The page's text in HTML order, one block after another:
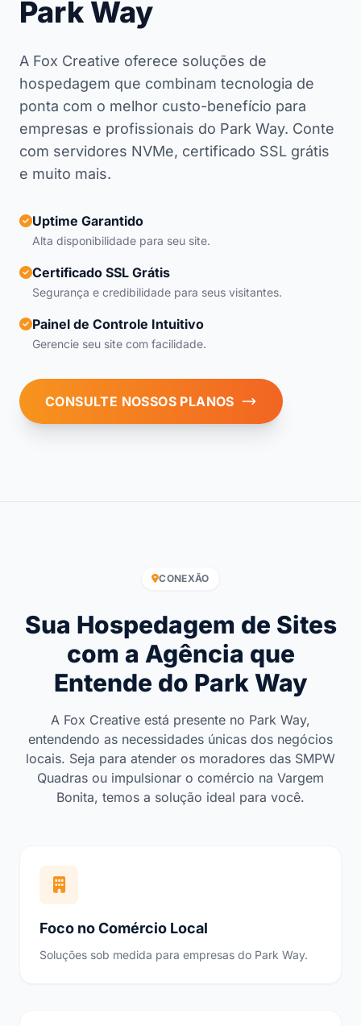
Park Way
A Fox Creative oferece soluções de
hospedagem que combinam tecnologia de
ponta com o melhor custo-benefício para
empresas e profissionais do Park Way. Conte
com servidores NVMe, certificado SSL grátis
e muito mais.
Uptime Garantido
Alta disponibilidade para seu site.
Certificado SSL Grátis
Segurança e credibilidade para seus visitantes.
Painel de Controle Intuitivo
Gerencie seu site com facilidade.
CONSULTE NOSSOS PLANOS
CONEXÃO
Sua Hospedagem de Sites
com a Agência que
Entende do Park Way
A Fox Creative está presente no Park Way,
entendendo as necessidades únicas dos negócios
locais. Seja para atender os moradores das SMPW
Quadras ou impulsionar o comércio na Vargem
Bonita, temos a solução ideal para você.
Foco no Comércio Local
Soluções sob medida para empresas do Park Way.